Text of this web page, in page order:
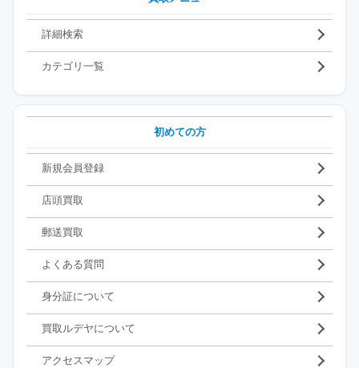
詳細検索
カテゴリ一覧
初めての方
新規会員登録
店頭買取
郵送買取
よくある質問
身分証について
買取ルデヤについて
アクセスマップ